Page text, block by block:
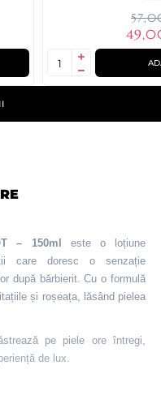
– 150ml
este o loțiune
care doresc o senzație
după bărbierit. Cu o formulă
și roșeața, lăsând pielea
pe piele ore întregi,
de lux.